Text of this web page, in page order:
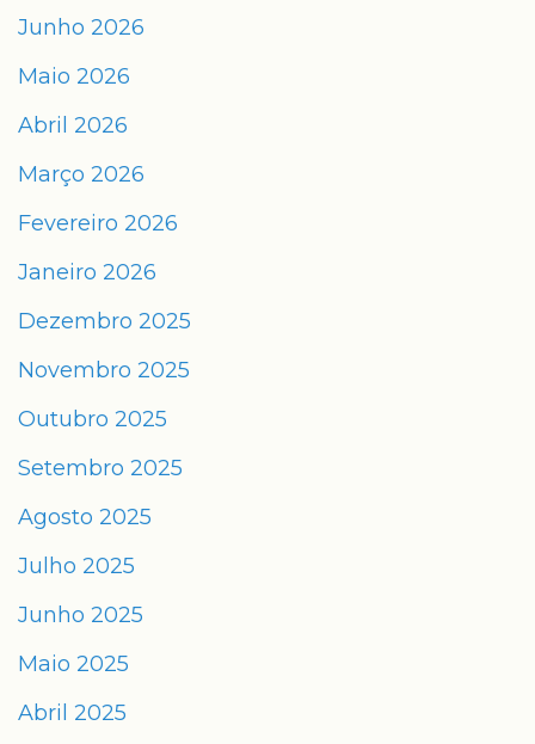
Junho 2026
Maio 2026
Abril 2026
Março 2026
Fevereiro 2026
Janeiro 2026
Dezembro 2025
Novembro 2025
Outubro 2025
Setembro 2025
Agosto 2025
Julho 2025
Junho 2025
Maio 2025
Abril 2025